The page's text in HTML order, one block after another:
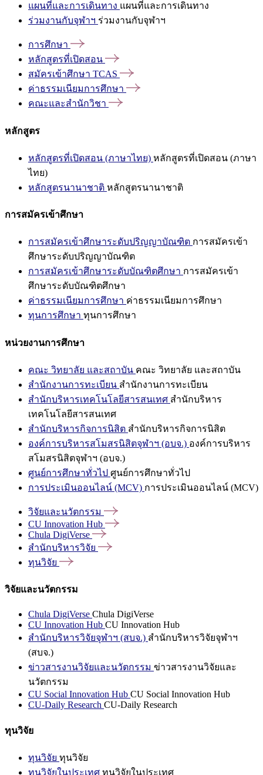
แผนที่และการเดินทาง แผนที่และการเดินทาง
ร่วมงานกับจุฬาฯ ร่วมงานกับจุฬาฯ
การศึกษา
หลักสูตรที่เปิดสอน
สมัครเข้าศึกษา TCAS
ค่าธรรมเนียมการศึกษา
คณะและสำนักวิชา
หลักสูตร
หลักสูตรที่เปิดสอน (ภาษาไทย) หลักสูตรที่เปิดสอน (ภาษา
ไทย)
หลักสูตรนานาชาติ หลักสูตรนานาชาติ
การสมัครเข้าศึกษา
การสมัครเข้าศึกษาระดับปริญญาบัณฑิต การสมัครเข้า
ศึกษาระดับปริญญาบัณฑิต
การสมัครเข้าศึกษาระดับบัณฑิตศึกษา การสมัครเข้า
ศึกษาระดับบัณฑิตศึกษา
ค่าธรรมเนียมการศึกษา ค่าธรรมเนียมการศึกษา
ทุนการศึกษา ทุนการศึกษา
หน่วยงานการศึกษา
คณะ วิทยาลัย และสถาบัน คณะ วิทยาลัย และสถาบัน
สำนักงานการทะเบียน สำนักงานการทะเบียน
สำนักบริหารเทคโนโลยีสารสนเทศ สำนักบริหาร
เทคโนโลยีสารสนเทศ
สำนักบริหารกิจการนิสิต สำนักบริหารกิจการนิสิต
องค์การบริหารสโมสรนิสิตจุฬาฯ (อบจ.) องค์การบริหาร
สโมสรนิสิตจุฬาฯ (อบจ.)
ศูนย์การศึกษาทั่วไป ศูนย์การศึกษาทั่วไป
การประเมินออนไลน์ (MCV) การประเมินออนไลน์ (MCV)
วิจัยและนวัตกรรม
CU Innovation Hub
Chula DigiVerse
สำนักบริหารวิจัย
ทุนวิจัย
วิจัยและนวัตกรรม
Chula DigiVerse Chula DigiVerse
CU Innovation Hub CU Innovation Hub
สำนักบริหารวิจัยจุฬาฯ (สบจ.) สำนักบริหารวิจัยจุฬาฯ
(สบจ.)
ข่าวสารงานวิจัยและนวัตกรรม ข่าวสารงานวิจัยและ
นวัตกรรม
CU Social Innovation Hub CU Social Innovation Hub
CU-Daily Research CU-Daily Research
ทุนวิจัย
ทุนวิจัย ทุนวิจัย
ทุนวิจัยในประเทศ ทุนวิจัยในประเทศ